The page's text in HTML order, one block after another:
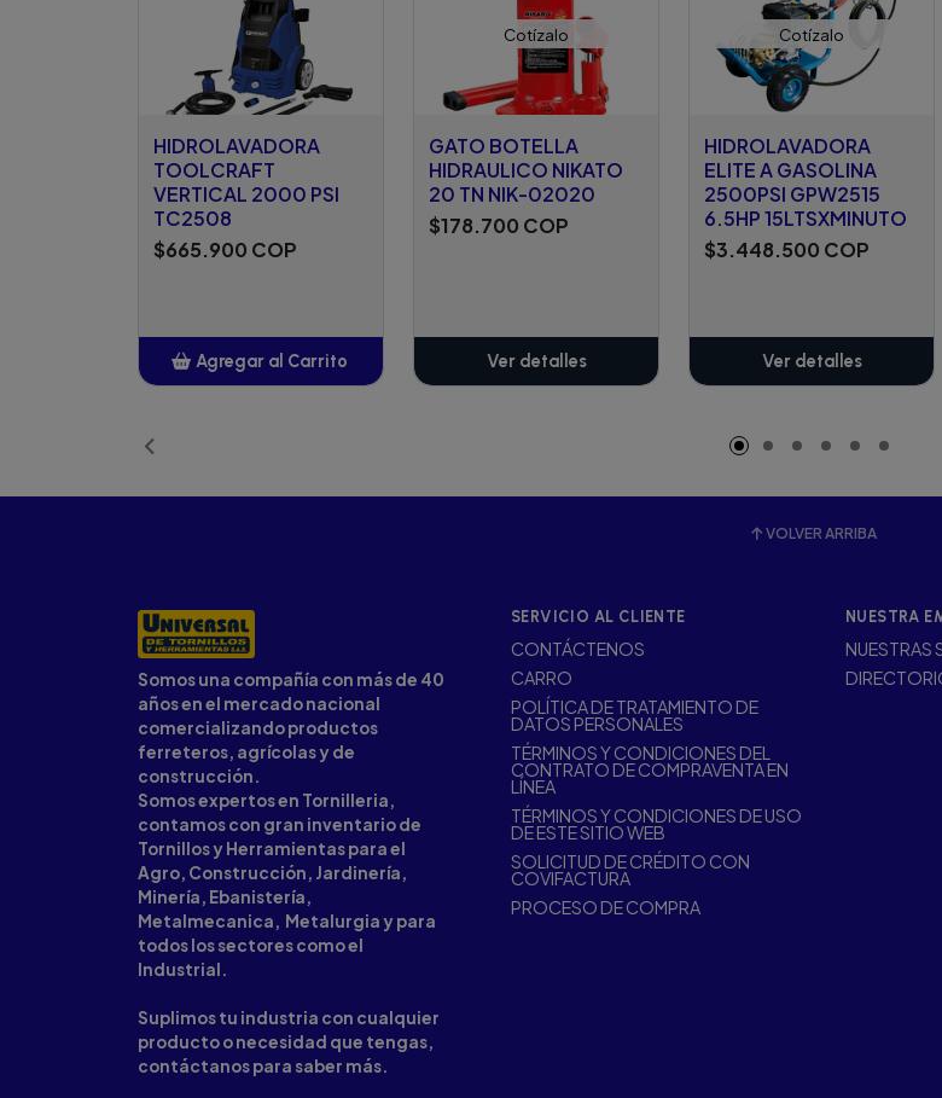
HIDROLAVADORA
TOOLCRAFT
VERTICAL 2000 PSI
TC2508
$665.900 COP
Agregar al Carrito
Cotízalo
GATO BOTELLA
HIDRAULICO NIKATO
20 TN NIK-02020
$178.700 COP
Ver detalles
Cotízalo
HIDROLAVADORA
ELITE A GASOLINA
2500PSI GPW2515
6.5HP 15LTSXMINUTO
$3.448.500 COP
Ver detalles
VOLVER ARRIBA
Somos una compañía con más de 40
años en el mercado nacional
comercializando productos
ferreteros, agrícolas y de
construcción.
Somos expertos en Tornilleria,
contamos con gran inventario de
Tornillos y Herramientas para el
Agro, Construcción, Jardinería,
Minería, Ebanistería,
Metalmecanica, Metalurgia y para
todos los sectores como el
Industrial.
Suplimos tu industria con cualquier
producto o necesidad que tengas,
contáctanos para saber más.
SERVICIO AL CLIENTE
CONTÁCTENOS
CARRO
POLÍTICA DE TRATAMIENTO DE
DATOS PERSONALES
TÉRMINOS Y CONDICIONES DEL
CONTRATO DE COMPRAVENTA EN
LÍNEA
TÉRMINOS Y CONDICIONES DE USO
DE ESTE SITIO WEB
SOLICITUD DE CRÉDITO CON
COVIFACTURA
PROCESO DE COMPRA
NUESTRA
NUESTRAS